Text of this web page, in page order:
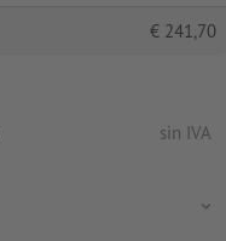
€ 241,70
sin IVA